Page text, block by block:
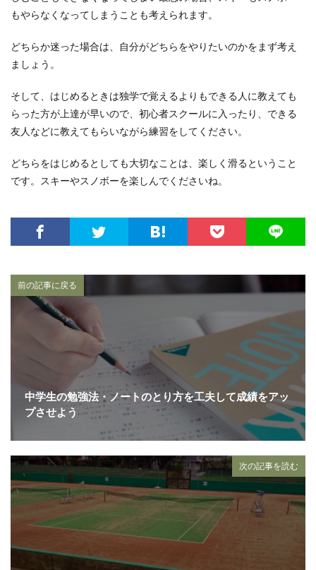
もやらなくなってしまうことも考えられます。
どちらか迷った場合は、自分がどちらをやりたいのかをまず考え
ましょう。
そして、はじめるときは独学で覚えるよりもできる人に教えても
らった方が上達が早いので、初心者スクールに入ったり、できる
友人などに教えてもらいながら練習をしてください。
どちらをはじめるとしても大切なことは、楽しく滑るということ
です。スキーやスノボーを楽しんでくださいね。
前の記事に戻る
中学生の勉強法・ノートのとり方を工夫して成績をアッ
プさせよう
次の記事を読む